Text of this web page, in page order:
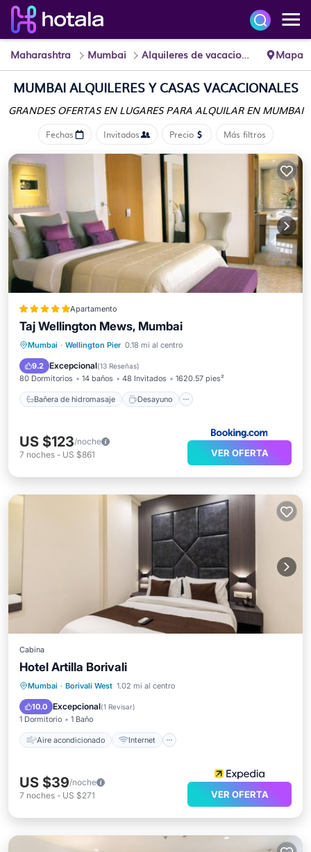
Maharashtra Mumbai Alquileres de vacaciones Mapa
MUMBAI ALQUILERES Y CASAS VACACIONALES
GRANDES OFERTAS EN LUGARESPARA ALQUILAR EN MUMBAI
Fechas Invitados Precio Más filtros
Apartamento
Taj Wellington Mews, Mumbai
Mumbai · Wellington Pier 0.18 mi al centro
9.2 Excepcional(13 Reseñas)
80 Dormitorios 14 baños 48 Invitados 1620.57 pies²
Bañera de hidromasaje Desayuno
Bañera de hidromasaje
Desayuno
Aparcamiento
US $123/noche
7 noches - US $861 VER OFERTA
Cabina
Hotel Artilla Borivali
Mumbai · Borivali West 1.02 mi al centro
10.0 Excepcional(1 Revisar)
1 Dormitorio 1 Baño
Aire acondicionado Internet
Aire acondicionado
Internet
Apto para niños
US $39/noche
7 noches - US $271 VER OFERTA